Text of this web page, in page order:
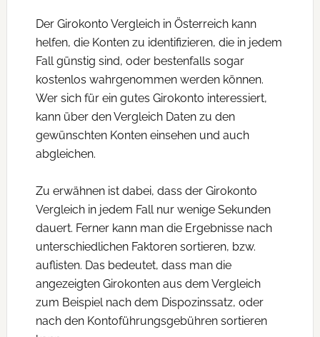
Der Girokonto Vergleich in Österreich kann
helfen, die Konten zu identifizieren, die in jedem
Fall günstig sind, oder bestenfalls sogar
kostenlos wahrgenommen werden können.
Wer sich für ein gutes Girokonto interessiert,
kann über den Vergleich Daten zu den
gewünschten Konten einsehen und auch
abgleichen.
Zu erwähnen ist dabei, dass der Girokonto
Vergleich in jedem Fall nur wenige Sekunden
dauert. Ferner kann man die Ergebnisse nach
unterschiedlichen Faktoren sortieren, bzw.
auflisten. Das bedeutet, dass man die
angezeigten Girokonten aus dem Vergleich
zum Beispiel nach dem Dispozinssatz, oder
nach den Kontoführungsgebühren sortieren